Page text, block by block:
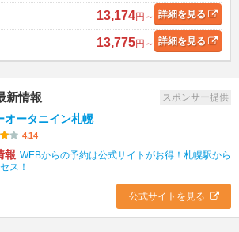
13,174円～ 詳細を見る
13,775円～ 詳細を見る
新情報 スポンサー提供
オータニイン札幌
4.14
報 WEBからの予約は公式サイトがお得！札幌駅から
ス！
公式サイトを見る